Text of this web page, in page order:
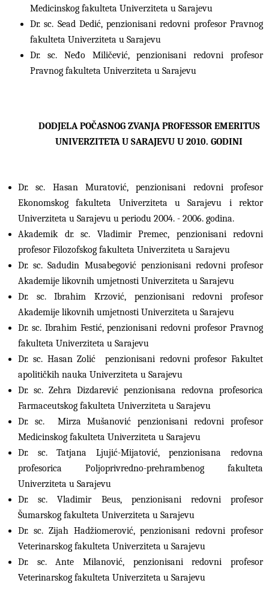
Medicinskog fakulteta Univerziteta u Sarajevu
Dr. sc. Sead Dedić, penzionisani redovni profesor Pravnog
fakulteta Univerziteta u Sarajevu
Dr. sc. Neđo Miličević, penzionisani redovni profesor
Pravnog fakulteta Univerziteta u Sarajevu
DODJELA POČASNOG ZVANJA PROFESSOR EMERITUS
UNIVERZITETA U SARAJEVU U 2010. GODINI
Dr. sc. Hasan Muratović, penzionisani redovni profesor
Ekonomskog fakulteta Univerziteta u Sarajevu i rektor
Univerziteta u Sarajevu u periodu 2004. - 2006. godina.
Akademik dr. sc. Vladimir Premec, penzionisani redovni
profesor Filozofskog fakulteta Univerziteta u Sarajevu
Dr. sc. Sadudin Musabegović penzionisani redovni profesor
Akademije likovnih umjetnosti Univerziteta u Sarajevu
Dr. sc. Ibrahim Krzović, penzionisani redovni profesor
Akademije likovnih umjetnosti Univerziteta u Sarajevu
Dr. sc. Ibrahim Festić, penzionisani redovni profesor Pravnog
fakulteta Univerziteta u Sarajevu
Dr. sc. Hasan Zolić penzionisani redovni profesor Fakultet
apolitičkih nauka Univerziteta u Sarajevu
Dr. sc. Zehra Dizdarević penzionisana redovna profesorica
Farmaceutskog fakulteta Univerziteta u Sarajevu
Dr. sc. Mirza Mušanović penzionisani redovni profesor
Medicinskog fakulteta Univerziteta u Sarajevu
Dr. sc. Tatjana Ljujić-Mijatović, penzionisana redovna
profesorica Poljoprivredno-prehrambenog fakulteta
Univerziteta u Sarajevu
Dr. sc. Vladimir Beus, penzionisani redovni profesor
Šumarskog fakulteta Univerziteta u Sarajevu
Dr. sc. Zijah Hadžiomerović, penzionisani redovni profesor
Veterinarskog fakulteta Univerziteta u Sarajevu
Dr. sc. Ante Milanović, penzionisani redovni profesor
Veterinarskog fakulteta Univerziteta u Sarajevu